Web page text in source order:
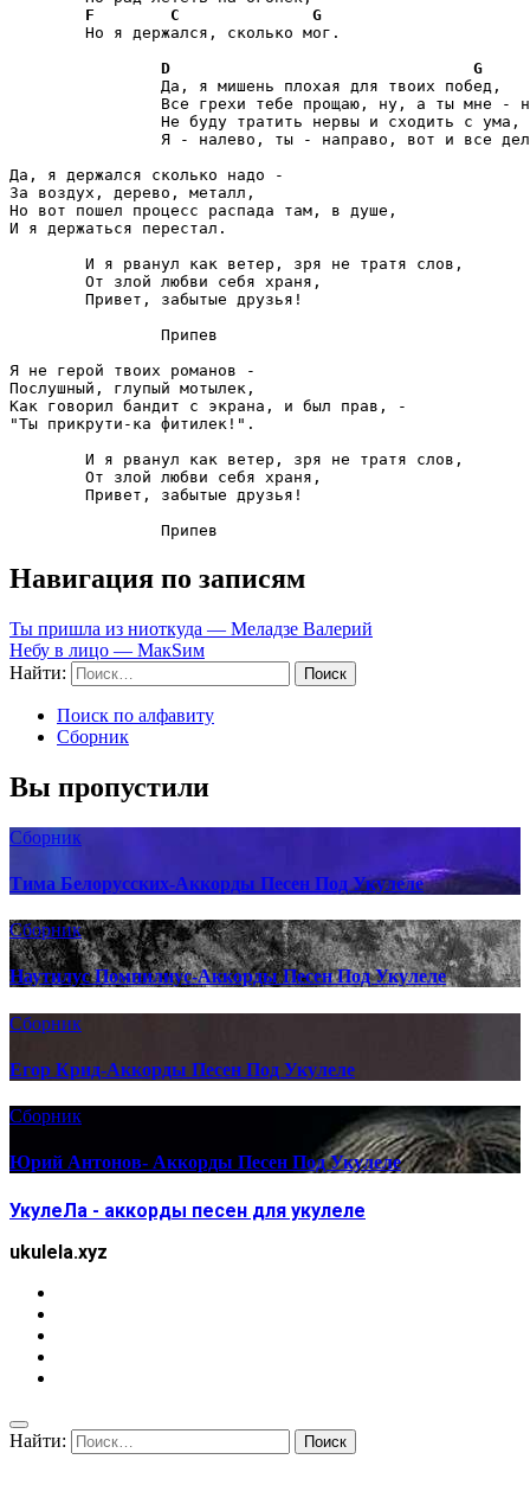
F
C
G
D
G
Да, я держался сколько надо -
За воздух, дерево, металл,
Но вот пошел процесс распада там, в душе,
И я держаться перестал.
Я не герой твоих романов -
Послушный, глупый мотылек,
Как говорил бандит с экрана, и был прав, -
"Ты прикрути-ка фитилек!".
		Припев
Навигация по записям
Ты пришла из ниоткуда — Меладзе Валерий
Небу в лицо — МакSим
Найти:
Поиск по алфавиту
Сборник
Вы пропустили
Сборник
Тима Белорусских-Аккорды Песен Под Укулеле
Сборник
Наутилус Помпилиус-Аккорды Песен Под Укулеле
Сборник
Егор Крид-Аккорды Песен Под Укулеле
Сборник
Юрий Антонов- Аккорды Песен Под Укулеле
УкулеЛа - аккорды песен для укулеле
ukulela.xyz
Найти: